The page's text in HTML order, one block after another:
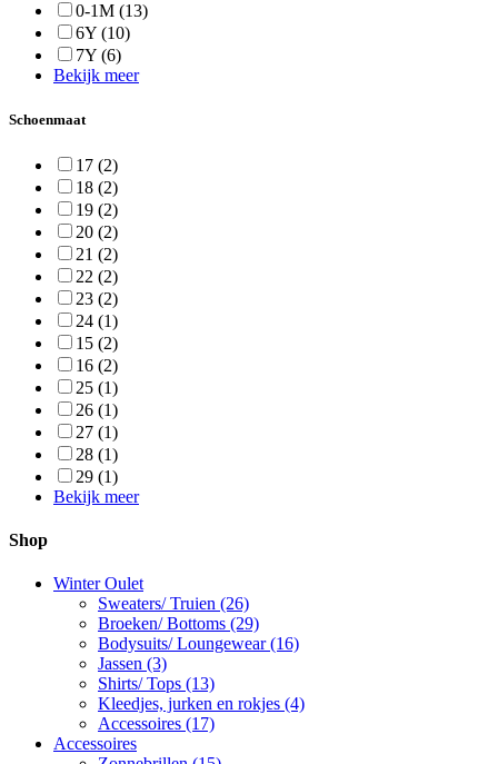
0-1M (13)
6Y (10)
7Y (6)
Bekijk meer
Schoenmaat
17 (2)
18 (2)
19 (2)
20 (2)
21 (2)
22 (2)
23 (2)
24 (1)
15 (2)
16 (2)
25 (1)
26 (1)
27 (1)
28 (1)
29 (1)
Bekijk meer
Shop
Winter Oulet
Sweaters/ Truien (26)
Broeken/ Bottoms (29)
Bodysuits/ Loungewear(16)
Jassen (3)
Shirts/ Tops (13)
Kleedjes, jurken en rokjes (4)
Accessoires (17)
Accessoires